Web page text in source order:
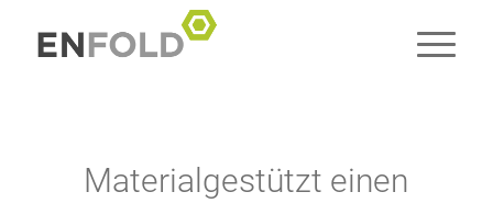
Materialgestützt einen